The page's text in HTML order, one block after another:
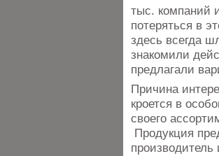
тыс. компаний
потеряться в
здесь всегда
знакомили
предлагали
Причина
кроется в
своего
Продукция
производитель